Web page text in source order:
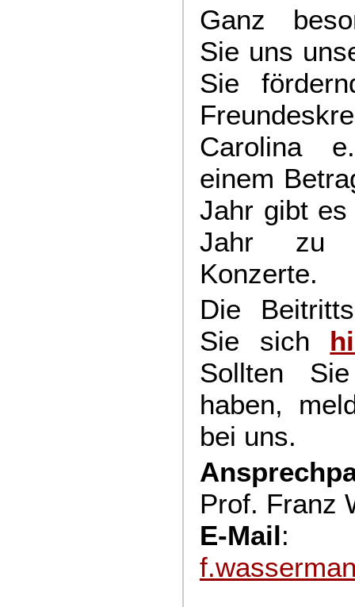
Ganz
Sie uns
Sie
Carolina
einem
Jahr gibt
Jahr zu
Konzerte.
Die
Sie sich
Sollten
haben,
bei uns.
Prof. Franz
E-Mail: